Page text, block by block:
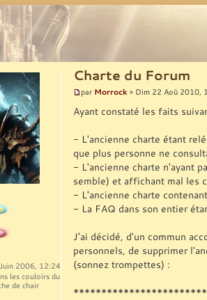
Charte du Forum
par Morrock » Dim 22 Aoû 2010,
Ayant constaté les faits
- L'ancienne charte étant
que plus personne ne
- L'ancienne charte n'ayant
semble) et affichant mal les
- L'ancienne charte
- La FAQ dans son entier
J'ai décidé, d'un commun
personnels, de supprimer
(sonnez trompettes) :
2006, 12:24
les couloirs du
de chair